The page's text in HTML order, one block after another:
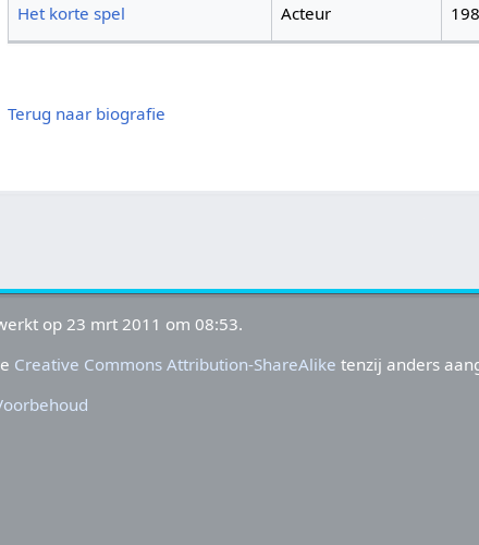
Het korte spel Acteur
Terug naar biografie
op 23 mrt 2011 om 08:53.
Creative Commons Attribution-ShareAlike tenzij anders